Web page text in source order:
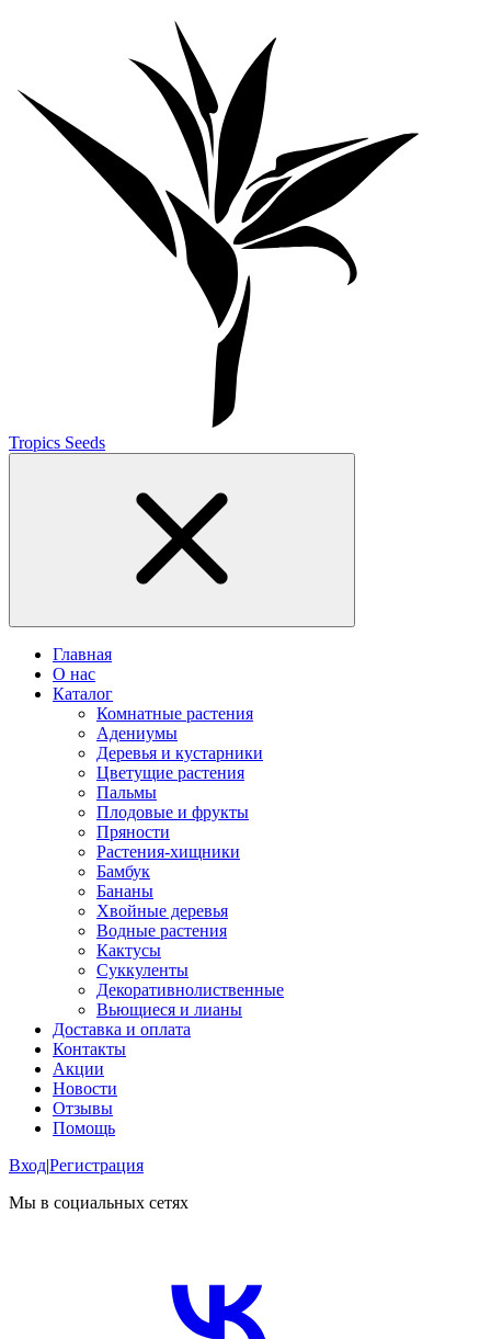
Tropics Seeds
Главная
О нас
Каталог
Комнатные растения
Адениумы
Деревья и кустарники
Цветущие растения
Пальмы
Плодовые и фрукты
Пряности
Растения-хищники
Бамбук
Бананы
Хвойные деревья
Водные растения
Кактусы
Суккуленты
Декоративнолиственные
Вьющиеся и лианы
Доставка и оплата
Контакты
Акции
Новости
Отзывы
Помощь
Вход|Регистрация
Мы в социальных сетях